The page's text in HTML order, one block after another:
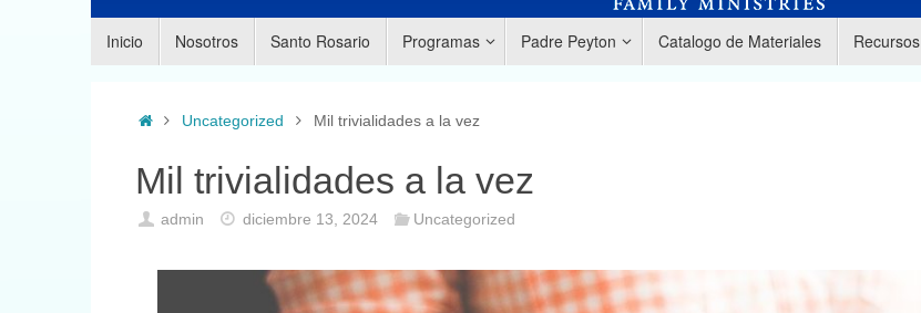
Inicio Nosotros Santo Rosario Programas Padre Peyton Catalogo de Materiales Recursos
Uncategorized Mil trivialidades a la vez
Mil trivialidades a la vez
admin diciembre 13, 2024 Uncategorized